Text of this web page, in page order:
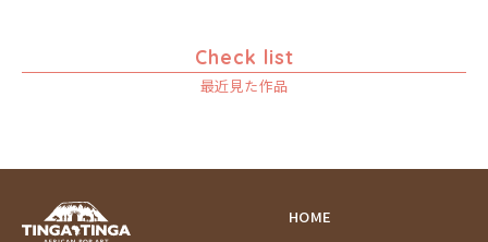
Check list
最近見た作品
HOME